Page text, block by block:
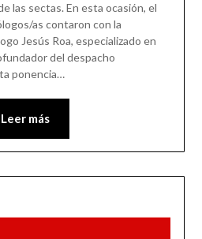
las sectas. En esta ocasión, el
as contaron con la
Jesús Roa, especializado en
del despacho
ponencia…
Leer más